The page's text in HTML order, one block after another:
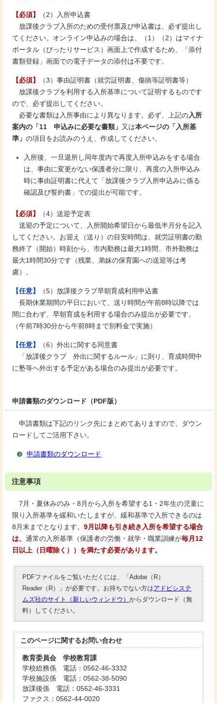
【必須】
（2）入所申込書
放課後クラブ入所のための受付票及び申込書は、必ず提出し
てください。オンライン申込みの場合は、（1）（2）はマイナ
ポータル（ぴったりサービス）画面上で作成するため、「添付
書類登録」画面での電子データの添付は不要です。
【必須】
（3）事由証明書（就労証明書、傷病等証明書等）
放課後クラブを利用する入所基準について証明するものです
ので、必ず提出してください。
必要な書類は入所事由により異なります。必ず、上記の入所
案内の「11 申込みに必要な書類」 又は本ページの「入所基
準」 の項目をお読みのうえ、作成してください。
入所後、一旦退所し同年度内で再度入所申込みをする場合
は、事由に変更がない保護者分に限り、再度の入所申込み
時に事由証明書に代えて「放課後クラブ入所申込みに係る
確認及び誓約書」での提出が可能です。
【必須】
（4）送迎予定表
送迎の予定について、入所開始希望日から最低半月分を記入
してください。お迎え（送り）の目安時間は、就労証明書の勤
務終了（開始）時刻から、市内勤務は最大1時間、市外勤務は
最大1時間30分です（残業、弟妹の保育園への送迎等は考
慮）。
【任意】
（5）放課後クラブ早朝育成利用申込書
長期休業期間の平日において、送り時間が午前8時以降では
間に合わず、早朝育成を利用する場合のみ提出が必要です。
（午前7時30分から午前8時まで別料金で実施）
【任意】
（6）外出に関する同意書
「放課後クラブ 外出に関するルール」に則り、育成時間中
に塾等へ外出する予定がある場合のみ提出が必要です。
申請書類のダウンロード（PDF版）
申請書類は下記のリンク先にまとめてありますので、ダウン
ロードしてご活用下さい。
申請書類のダウンロード
注意事項
7月・夏休みのみ・8月から入所を希望する1・2年生の児童に
限り入所基準を緩和いたしますが、緩和基準で入所できるのは
8月末までとなります。 9月以降も引き続き入所を希望する場合
は、 通常の入所基準（保護者の労働・就学・職業訓練が毎月12
日以上（日曜除く））を満たす必要があります。
PDFファイルをご覧いただくには、「Adobe（R）
Reader（R）」が必要です。お持ちでない方はアドビシステ
ムズ社のサイト（新しいウィンドウ）からダウンロード（無
料）してください。
このページに関するお問い合わせ
教育委員会 学校教育課
学校総務係 電話：0562-46-3332
学校施設係 電話：0562-38-5090
放課後係 電話：0562-46-3331
ファクス：0562-44-0020